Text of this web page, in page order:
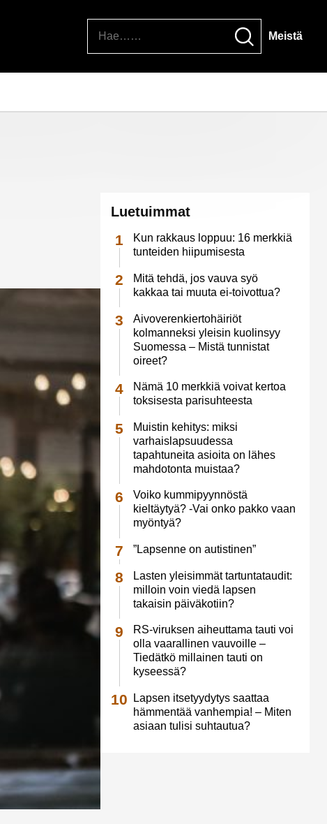
Meistä
Luetuimmat
Kun rakkaus loppuu: 16 merkkiä
tunteiden hiipumisesta
Mitä tehdä, jos vauva syö
kakkaa tai muuta ei-toivottua?
Aivoverenkiertohäiriöt
kolmanneksi yleisin kuolinsyy
Suomessa – Mistä tunnistat
oireet?
Nämä 10 merkkiä voivat kertoa
toksisesta parisuhteesta
Muistin kehitys: miksi
varhaislapsuudessa
tapahtuneita asioita on lähes
mahdotonta muistaa?
Voiko kummipyynnöstä
kieltäytyä? -Vai onko pakko vaan
myöntyä?
”Lapsenne on autistinen”
Lasten yleisimmät tartuntataudit:
milloin voin viedä lapsen
takaisin päiväkotiin?
RS-viruksen aiheuttama tauti voi
olla vaarallinen vauvoille –
Tiedätkö millainen tauti on
kyseessä?
Lapsen itsetyydytys saattaa
hämmentää vanhempia! – Miten
asiaan tulisi suhtautua?